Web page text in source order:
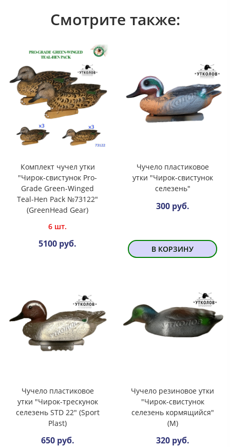
Смотрите также:
Комплект чучел утки
"Чирок-свистунок Pro-
Grade Green-Winged
Teal-Hen Pack №73122"
(GreenHead Gear)
6 шт.
5100 руб.
Чучело пластиковое
утки "Чирок-свистунок
селезень"
300 руб.
В КОРЗИНУ
Чучело пластиковое
утки "Чирок-трескунок
селезень STD 22" (Sport
Plast)
650 руб.
Чучело резиновое утки
"Чирок-свистунок
селезень кормящийся"
(М)
320 руб.